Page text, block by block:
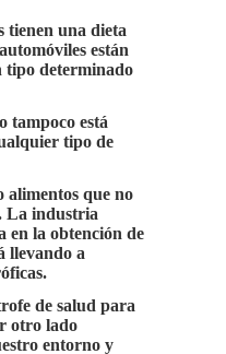
tienen una dieta
están
tipo determinado
tampoco está
tipo de
alimentos que no
La industria
en la obtención de
llevando a
de salud para
otro lado
entorno y